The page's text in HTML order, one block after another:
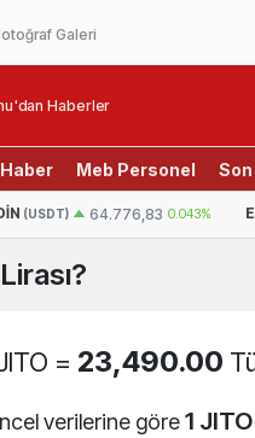
Galeri
Haberler
Meb Personel
(USDT) 64.776,83 0.043%
= 23,490.00
verilerine göre1